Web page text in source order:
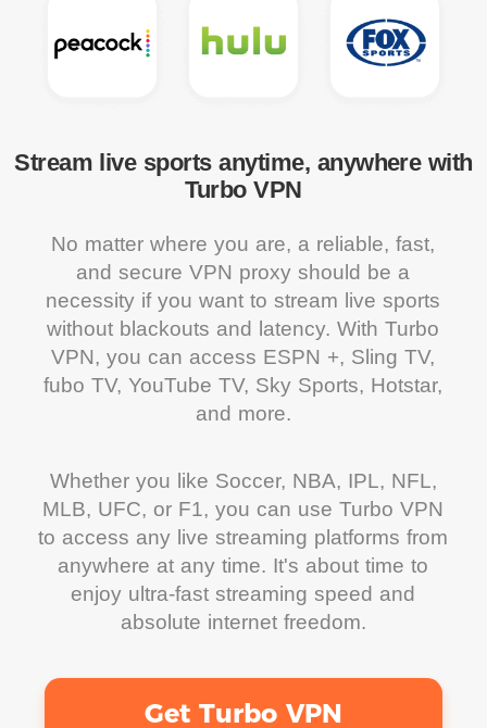
Stream live sports anytime, anywhere with
Turbo VPN
No matter where you are, a reliable, fast,
and secure VPN proxy should be a
necessity if you want to stream live sports
without blackouts and latency. With Turbo
VPN, you can access ESPN +, Sling TV,
fubo TV, YouTube TV, Sky Sports, Hotstar,
and more.
Whether you like Soccer, NBA, IPL, NFL,
MLB, UFC, or F1, you can use Turbo VPN
to access any live streaming platforms from
anywhere at any time. It's about time to
enjoy ultra-fast streaming speed and
absolute internet freedom.
Get Turbo VPN